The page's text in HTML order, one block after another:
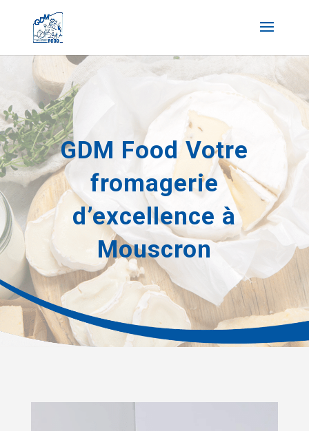
GDM Food Votre
fromagerie
d’excellence à
Mouscron